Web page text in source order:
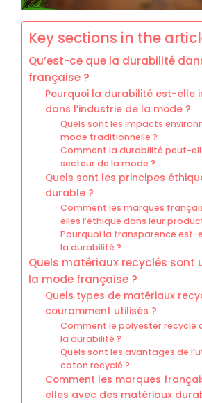
Key sections in the
Qu’est-ce que la durabilité
française ?
Pourquoi la durabilité est-elle
dans l’industrie de la mode ?
Quels sont les impacts
mode traditionnelle ?
Comment la durabilité peut-
secteur de la mode ?
Quels sont les principes
durable ?
Comment les marques
elles l’éthique dans leur
Pourquoi la transparence est-
la durabilité ?
Quels matériaux recyclés sont
la mode française ?
Quels types de matériaux
couramment utilisés ?
Comment le polyester
la durabilité ?
Quels sont les avantages de
coton recyclé ?
Comment les marques
elles avec des matériaux